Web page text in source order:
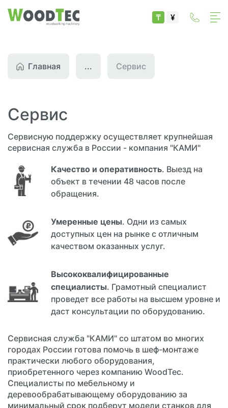
₸ ¥
Главная Сервис
...
Сервис
Сервисную поддержку осуществляет крупнейшая
сервисная служба в России - компания "КАМИ"
Качество и оперативность. Выезд на
объект в течении 48 часов после
обращения.
Умеренные цены. Одни из самых
доступных цен на рынке с отличным
качеством оказанных услуг.
Высококвалифицированные
специалисты. Грамотный специалист
проведет все работы на высшем уровне и
даст консультации по оборудованию.
Сервисная служба "КАМИ" со штатом во многих
городах России готова помочь в шеф-монтаже
практически любого оборудования,
приобретенного через компанию WoodTec.
Специалисты по мебельному и
деревообрабатывающему оборудованию за
минимальный срок подберут модели станков для